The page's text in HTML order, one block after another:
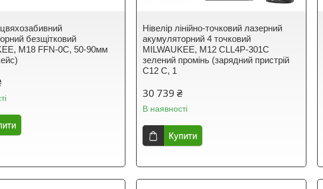
безщітковий
M18 FFN-0C, 50-90мм
Нівелір лінійно-точковий лазерний
акумуляторний 4 точковий
MILWAUKEE, M12 CLL4P-301C
зелений промінь (зарядний пристрій
С12 С, 1
30 739 ₴
В наявності
Купити